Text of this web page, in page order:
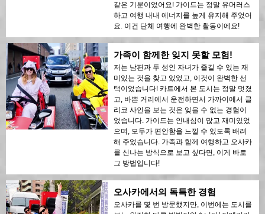
같은 기분이었어요! 가이드는 정말 유머러스
하고 여행 내내 에너지를 높게 유지해 주었어
요. 이건 단체 여행에 완벽한 활동이에요!
가족이 함께한 잊지 못할 모험!
저는 남편과 두 성인 자녀가 즐길 수 있는 재
미있는 것을 찾고 있었고, 이것이 완벽한 선
택이었습니다! 카트에서 본 도시는 정말 멋졌
고, 바쁜 거리에서 운전하면서 가까이에서 글
리코 사인을 보는 것은 잊을 수 없는 경험이
었습니다. 가이드는 인내심이 많고 재미있었
으며, 모두가 편안함을 느낄 수 있도록 배려
해 주었습니다. 가족과 함께 여행하고 오사카
를 신나는 방식으로 보고 싶다면, 이게 바로
그 방법입니다!
오사카에서의 독특한 경험
오사카를 몇 번 방문했지만, 이번에는 도시를